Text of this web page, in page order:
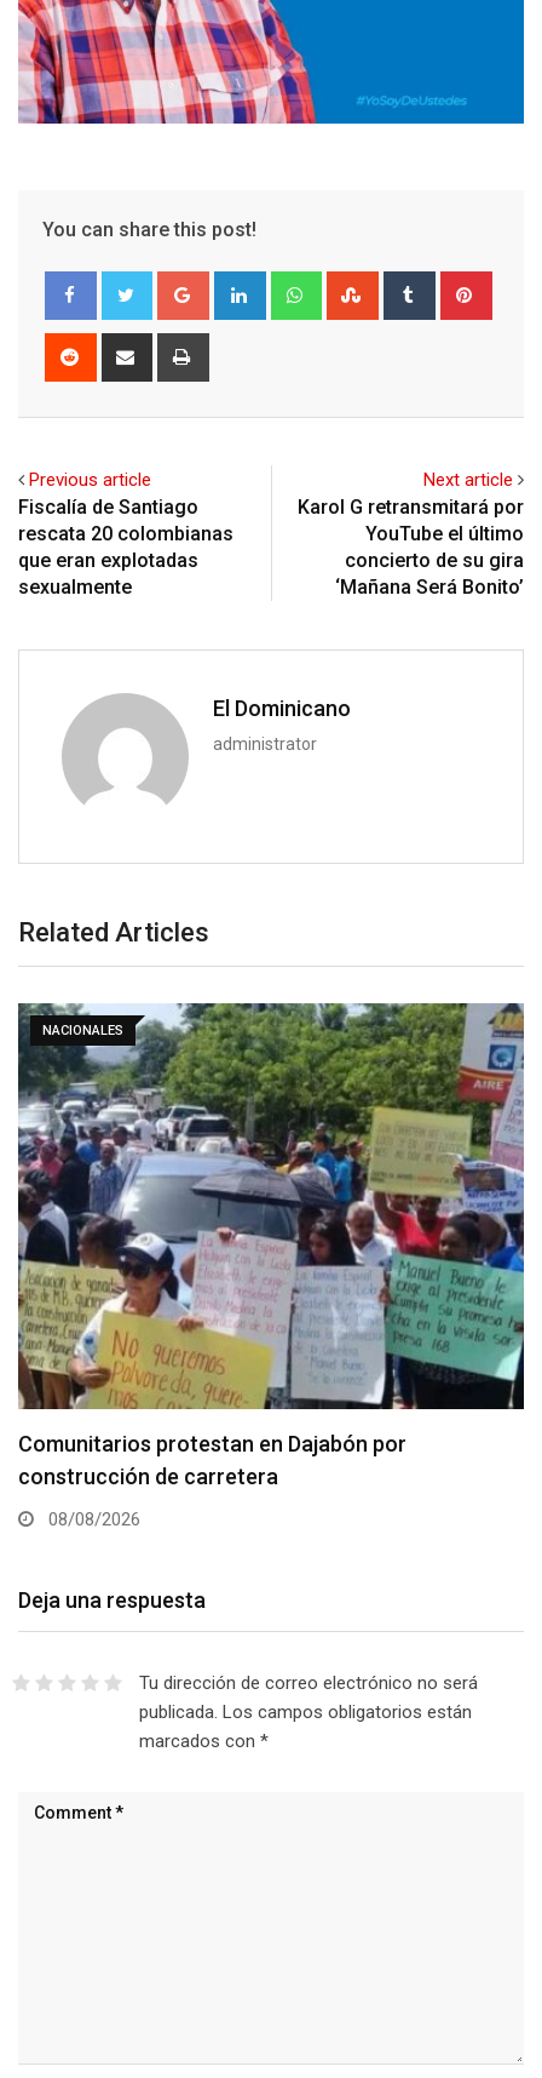
You can share this post!
Google+ LinkedIn WhatsappStumbleUpon
Tumblr
Reddit
Share
Previous article
Fiscalía de Santiago
rescata 20 colombianas
que eran explotadas
sexualmente
Next article
Karol G retransmitará por
YouTube el último
concierto de su gira
‘Mañana Será Bonito’
El Dominicano
administrator
Related Articles
NACIONALES
Comunitarios protestan en Dajabón por
construcción de carretera
08/08/2026
Deja una respuesta
Tu dirección de correo electrónico no será
publicada. Los campos obligatorios están
marcados con *